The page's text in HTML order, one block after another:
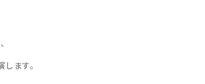
ます。